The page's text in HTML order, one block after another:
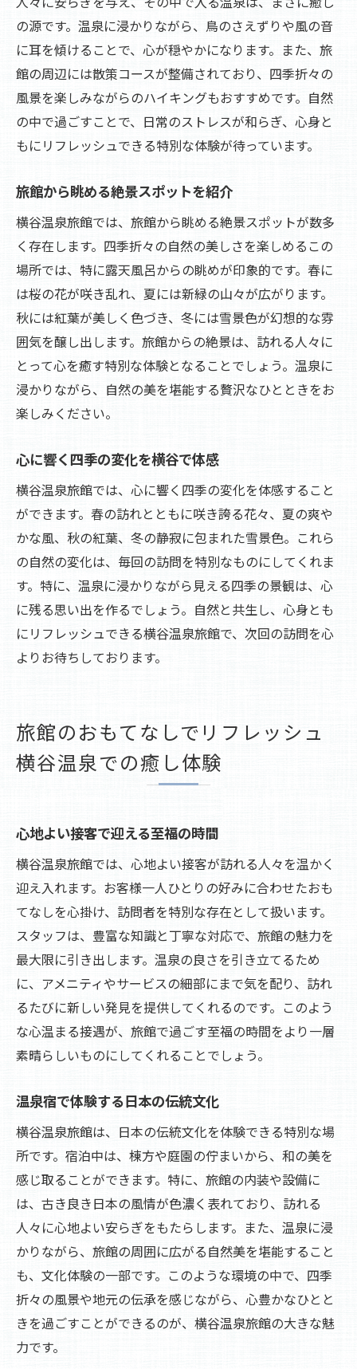
の源です。温泉に浸かりながら、鳥のさえずりや風の音
に耳を傾けることで、心が穏やかになります。また、旅
館の周辺には散策コースが整備されており、四季折々の
風景を楽しみながらのハイキングもおすすめです。自然
の中で過ごすことで、日常のストレスが和らぎ、心身と
もにリフレッシュできる特別な体験が待っています。
旅館から眺める絶景スポットを紹介
横谷温泉旅館では、旅館から眺める絶景スポットが数多
く存在します。四季折々の自然の美しさを楽しめるこの
場所では、特に露天風呂からの眺めが印象的です。春に
は桜の花が咲き乱れ、夏には新緑の山々が広がります。
秋には紅葉が美しく色づき、冬には雪景色が幻想的な雰
囲気を醸し出します。旅館からの絶景は、訪れる人々に
とって心を癒す特別な体験となることでしょう。温泉に
浸かりながら、自然の美を堪能する贅沢なひとときをお
楽しみください。
心に響く四季の変化を横谷で体感
横谷温泉旅館では、心に響く四季の変化を体感すること
ができます。春の訪れとともに咲き誇る花々、夏の爽や
かな風、秋の紅葉、冬の静寂に包まれた雪景色。これら
の自然の変化は、毎回の訪問を特別なものにしてくれま
す。特に、温泉に浸かりながら見える四季の景観は、心
に残る思い出を作るでしょう。自然と共生し、心身とも
にリフレッシュできる横谷温泉旅館で、次回の訪問を心
よりお待ちしております。
旅館のおもてなしでリフレッシュ
横谷温泉での癒し体験
心地よい接客で迎える至福の時間
横谷温泉旅館では、心地よい接客が訪れる人々を温かく
迎え入れます。お客様一人ひとりの好みに合わせたおも
てなしを心掛け、訪問者を特別な存在として扱います。
スタッフは、豊富な知識と丁寧な対応で、旅館の魅力を
最大限に引き出します。温泉の良さを引き立てるため
に、アメニティやサービスの細部にまで気を配り、訪れ
るたびに新しい発見を提供してくれるのです。このよう
な心温まる接遇が、旅館で過ごす至福の時間をより一層
素晴らしいものにしてくれることでしょう。
温泉宿で体験する日本の伝統文化
横谷温泉旅館は、日本の伝統文化を体験できる特別な場
所です。宿泊中は、棟方や庭園の佇まいから、和の美を
感じ取ることができます。特に、旅館の内装や設備に
は、古き良き日本の風情が色濃く表れており、訪れる
人々に心地よい安らぎをもたらします。また、温泉に浸
かりながら、旅館の周囲に広がる自然美を堪能すること
も、文化体験の一部です。このような環境の中で、四季
折々の風景や地元の伝承を感じながら、心豊かなひとと
きを過ごすことができるのが、横谷温泉旅館の大きな魅
力です。